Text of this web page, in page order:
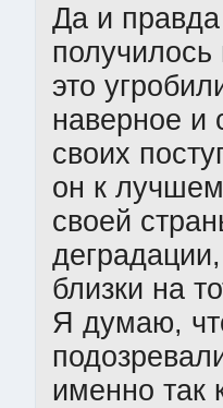
Да и правда
получилось
это
наверное и
своих
он к
своей
близки на
Я думаю,
именно так